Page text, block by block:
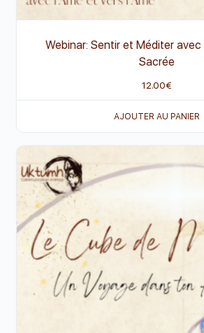
Webinar: Sentir et Méditer
Sacrée
12.00€
AJOUTER AU PANIER